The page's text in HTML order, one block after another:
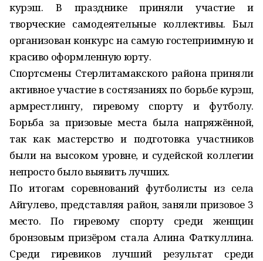
курэш. В празднике приняли участие и
творческие самодеятельные коллективы. Был
организован конкурс на самую гостеприимную и
красиво оформленную юрту.
Спортсмены Стерлитамакского района приняли
активное участие в состязаниях по борьбе курэш,
армрестлингу, гиревому спорту и футболу.
Борьба за призовые места была напряжённой,
так как мастерство и подготовка участников
были на высоком уровне, и судейской коллегии
непросто было выявить лучших.
По итогам соревнований футболисты из села
Айгулево, представляя район, заняли призовое 3
место. По гиревому спорту среди женщин
бронзовым призёром стала Алина Фаткуллина.
Среди гиревиков лучший результат среди